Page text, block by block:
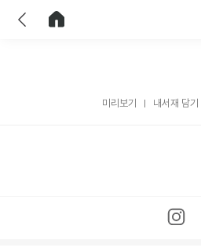
미리보기 내서재 담기